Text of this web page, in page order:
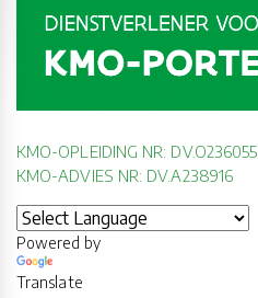
KMO-OPLEIDING NR: DV.O236055
KMO-ADVIES NR: DV.A238916
Powered by
Translate